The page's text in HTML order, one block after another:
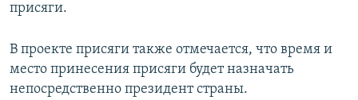
присяги.
В проекте присяги также отмечается, что время и
место принесения присяги будет назначать
непосредственно президент страны.